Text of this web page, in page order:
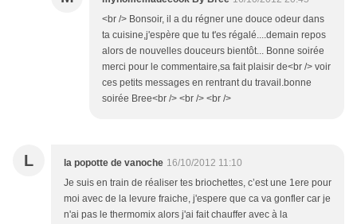
<br /> Bonsoir, il a du régner une douce odeur dans
ta cuisine,j'espère que tu t'es régalé....demain repos
alors de nouvelles douceurs bientôt... Bonne soirée
merci pour le commentaire,sa fait plaisir de<br /> voir
ces petits messages en rentrant du travail.bonne
soirée Bree<br /> <br /> <br />
L la popotte de vanoche 16/10/2012 11:10
Je suis en train de réaliser tes briochettes, c’est une 1ere pour
moi avec de la levure fraiche, j'espere que ca va gonfler car je
n'ai pas le thermomix alors j'ai fait chauffer avec à la